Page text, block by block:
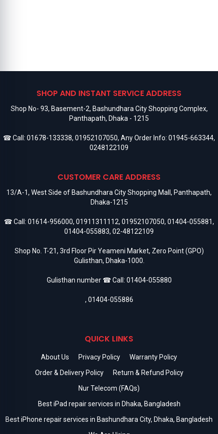
SHOP AND INSTANT SERVICE ADDRESS
Shop No- 93, Basement-2, Bashundhara City Shopping Complex,
Panthapath, Dhaka - 1215
☎ Call: 01678-133338, 01952107050, Any Order Info: 01945-663344,
0248122109
CUSTOMER CARE ADDRESS
13/A-1, West Side of Bashundhara City Shopping Mall, Panthapath,
Dhaka-1215
☎ Call: 01614-956000, 01911311112, 01952107050, 01404-055881,
01404-055883, 02-48122109
Shop No. T-21, 3rd Floor Pir Yeameni Market, Zero Point (GPO)
Gulisthan, Dhaka-1000.
Gulisthan number ☎ Call: 01404-055880
, 01404-055886
QUICK LINKS
About Us Privacy Policy
Warranty Policy
Order & Delivery Policy
Return & Refund Policy
Nur Telecom (FAQs)
Best iPad repair services in Dhaka, Bangladesh
Best iPhone repair services in Bashundhara City, Dhaka, Bangladesh